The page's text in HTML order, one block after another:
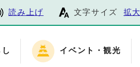
読み上げ 文字サイズ 拡大
し イベント・観光